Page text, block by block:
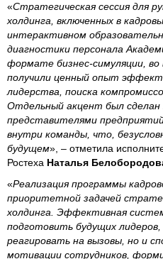
«Стратегическая сессия для
холдинга, включенных в
интерактивном
диагностики персонала
формате бизнес-симуляции,
получили ценный опыт
лидерства, поиска
Отдельный акцент был сделан
представителями
внутри команды, что,
будущем», – отметила
Ростеха Наталья
«Реализация программы
приоритетной задачей
холдинга. Эффективная
подготовить будущих
реагировать на вызовы, но и
мотивации сотрудников,